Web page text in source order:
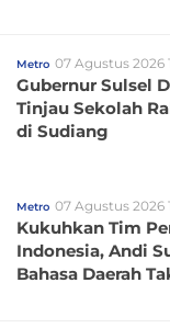
Metro 07 Agustus 2026
Gubernur Sulsel
Tinjau Sekolah
di Sudiang
Metro 07 Agustus 2026
Kukuhkan Tim
Indonesia, Andi
Bahasa Daerah